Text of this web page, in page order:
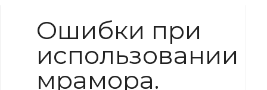
Ошибки при
использовании
мрамора.